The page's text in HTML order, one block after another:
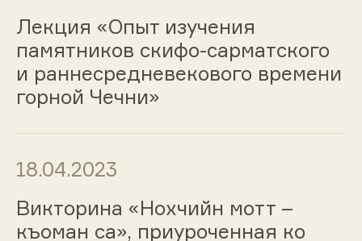
Лекция «Опыт изучения
памятников скифо-сарматского
и раннесредневекового времени
горной Чечни»
18.04.2023
Викторина «Нохчийн мотт –
къоман са», приуроченная ко